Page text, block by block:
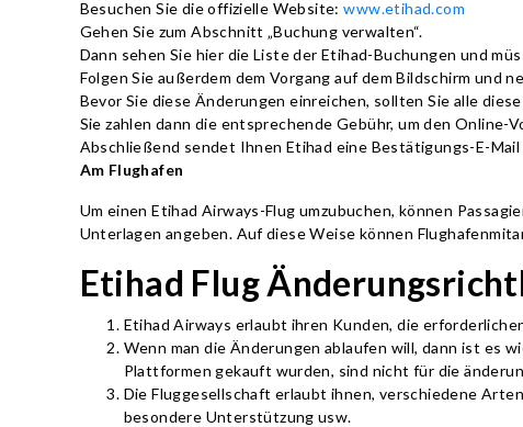
Besuchen Sie die offizielle Website:www.etihad.com
Gehen Sie zum Abschnitt „Buchung verwalten“.
Dann sehen Sie hier die Liste der Etihad-Buchungen und
Folgen Sie außerdem dem Vorgang auf dem Bildschirm und
Bevor Sie diese Änderungen einreichen, sollten Sie alle
Sie zahlen dann die entsprechende Gebühr, um den Online-
Abschließend sendet Ihnen Etihad eine Bestätigungs-E-
Am Flughafen
Um einen Etihad Airways-Flug umzubuchen, können
Unterlagen angeben. Auf diese Weise können
Etihad Flug
Etihad Airways erlaubt ihren Kunden, die
Wenn man die Änderungen ablaufen will, dann ist es
Plattformen gekauft wurden, sind nicht für die
Die Fluggesellschaft erlaubt ihnen, verschiedene
besondere Unterstützung usw.